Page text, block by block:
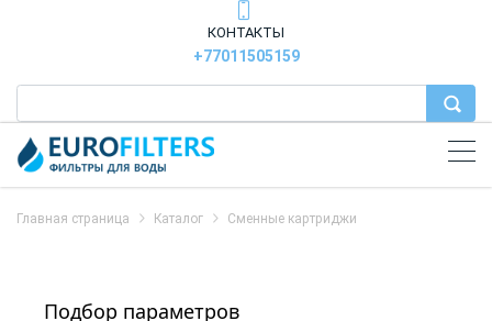
КОНТАКТЫ
+77011505159
Главная страница Каталог Сменные картриджи
Подбор параметров